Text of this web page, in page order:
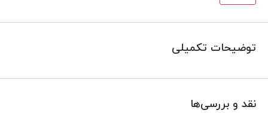
توضیحات تکمیلی
نقد و بررسی‌ها